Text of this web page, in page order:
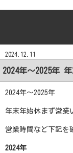
2024.12.11
2024年～2025年
2024年～2025年
年末年始休まず営業
営業時間など下記を
2024年